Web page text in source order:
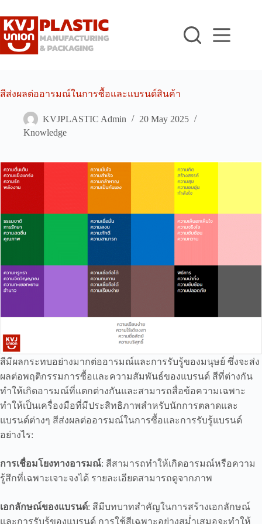
to
content
สีส่งผลต่ออารมณ์ในการซื้อและแบรนด์สินค้า
KVJPLASTIC Admin
20 May 2025
Knowledge
สีมีผลกระทบอย่างมากต่ออารมณ์และการรับรู้ของมนุษย์ ซึ่งจะส่ง
ผลต่อพฤติกรรมการซื้อและความสัมพันธ์ของแบรนด์ สีที่ต่างกัน
ทำให้เกิดอารมณ์ที่แตกต่างกันและสามารถสื่อข้อความเฉพาะ
ทำให้เป็นเครื่องมือที่มีประสิทธิภาพสำหรับนักการตลาดและ
แบรนด์ต่างๆ สีส่งผลต่ออารมณ์ในการซื้อและการรับรู้แบรนด์
อย่างไร:
การเชื่อมโยงทางอารมณ์: สีสามารถทำให้เกิดอารมณ์หรือความ
รู้สึกที่เฉพาะเจาะจงได้ รายละเอียดสามารถดูจากภาพ
เอกลักษณ์ของแบรนด์: สีมีบทบาทสำคัญในการสร้างเอกลักษณ์
และการรับรู้ของแบรนด์ การใช้สีเฉพาะอย่างสม่ำเสมอจะทำให้